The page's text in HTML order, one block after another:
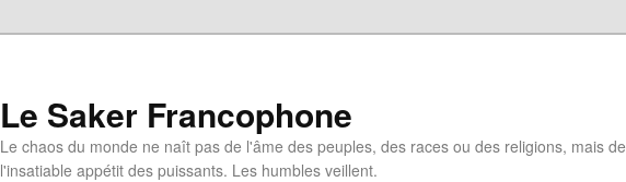
Le Saker Francophone
Le chaos du monde ne naît pas de l'âme des peuples, des races ou des religions, mais de
l'insatiable appétit des puissants. Les humbles veillent.